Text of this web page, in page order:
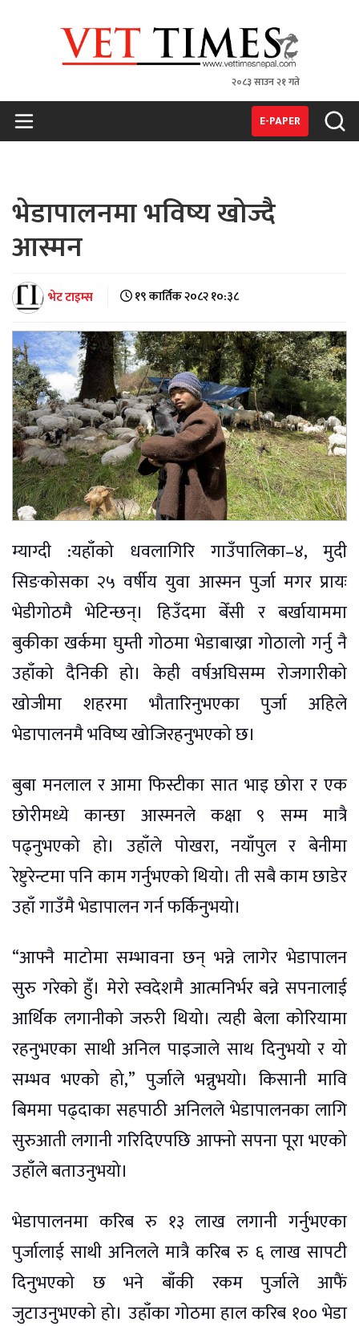
२०८३ साउन २१ गते
E-PAPER
भेडापालनमा भविष्य खोज्दै
आस्मन
भेट टाइम्स १९ कार्तिक २०८२ १०:३८
म्याग्दी :यहाँको धवलागिरि गाउँपालिका–४, मुदी
सिङकोसका २५ वर्षीय युवा आस्मन पुर्जा मगर प्रायः
भेडीगोठमै भेटिन्छन्। हिउँदमा बेँसी र बर्खायाममा
बुकीका खर्कमा घुम्ती गोठमा भेडाबाख्रा गोठालो गर्नु नै
उहाँको दैनिकी हो। केही वर्षअघिसम्म रोजगारीको
खोजीमा शहरमा भौतारिनुभएका पुर्जा अहिले
भेडापालनमै भविष्य खोजिरहनुभएको छ।
बुबा मनलाल र आमा फिस्टीका सात भाइ छोरा र एक
छोरीमध्ये कान्छा आस्मनले कक्षा ९ सम्म मात्रै
पढ्नुभएको हो। उहाँले पोखरा, नयाँपुल र बेनीमा
रेष्टुरेन्टमा पनि काम गर्नुभएको थियो। ती सबै काम छाडेर
उहाँ गाउँमै भेडापालन गर्न फर्किनुभयो।
“आफ्नै माटोमा सम्भावना छन् भन्ने लागेर भेडापालन
सुरु गरेको हुँ। मेरो स्वदेशमै आत्मनिर्भर बन्ने सपनालाई
आर्थिक लगानीको जरुरी थियो। त्यही बेला कोरियामा
रहनुभएका साथी अनिल पाइजाले साथ दिनुभयो र यो
सम्भव भएको हो,” पुर्जाले भन्नुभयो। किसानी मावि
बिममा पढ्दाका सहपाठी अनिलले भेडापालनका लागि
सुरुआती लगानी गरिदिएपछि आफ्नो सपना पूरा भएको
उहाँले बताउनुभयो।
भेडापालनमा करिब रु १३ लाख लगानी गर्नुभएका
पुर्जालाई साथी अनिलले मात्रै करिब रु ६ लाख सापटी
दिनुभएको छ भने बाँकी रकम पुर्जाले आफैं
जुटाउनुभएको हो। उहाँका गोठमा हाल करिब १०० भेडा